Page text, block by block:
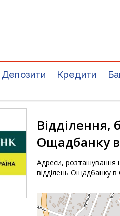
Депозити Кредити
Відділення,
Ощадбанку
Адреси, розташування
відділень Ощадбанку в